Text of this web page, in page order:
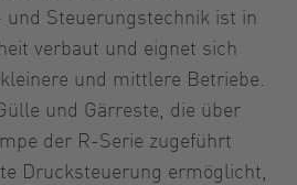
Steuerungstechnik ist in
verbaut und eignet sich
und mittlere Betriebe.
und Gärreste, die über
der R-Serie zugeführt
Drucksteuerung ermöglicht,